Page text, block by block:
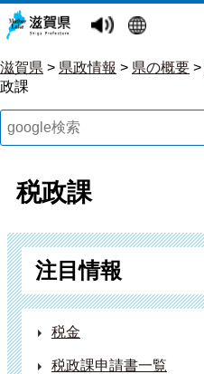
滋賀県 > 県政情報 > 県の概要 >
政課
税政課
注目情報
税金
税政課申請書一覧